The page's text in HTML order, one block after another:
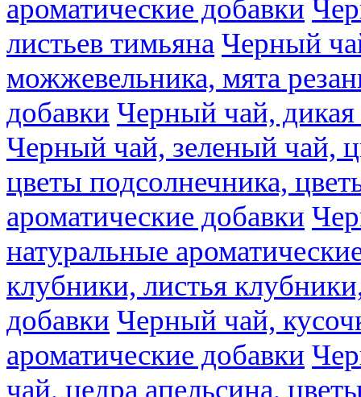
ароматические добавки
листьев тимьяна Черный
можжевельника, мята
добавки Черный чай,
Черный чай, зеленый чай,
цветы подсолнечника,
ароматические добавки
натуральные
клубники, листья
добавки Черный чай,
ароматические добавки
чай, цедра апельсина,